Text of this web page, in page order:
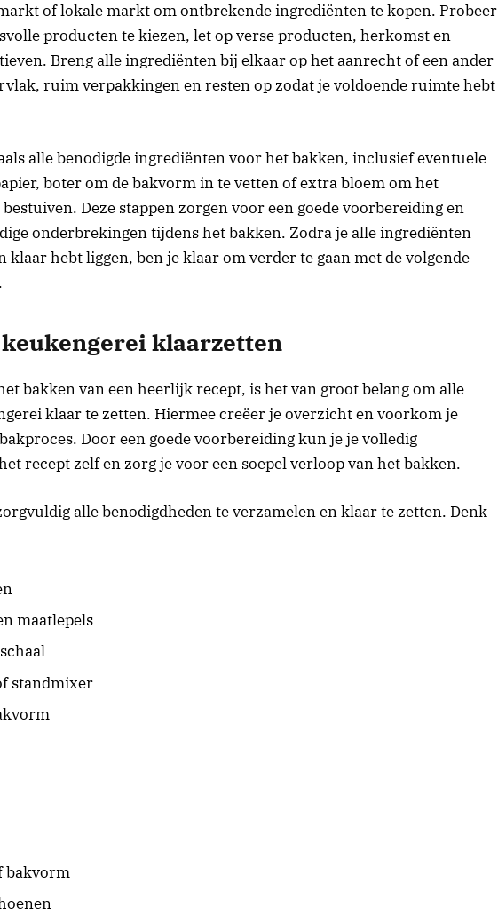
of lokale markt om ontbrekende ingrediënten te kopen. Probeer
producten te kiezen, let op verse producten, herkomst en
Breng alle ingrediënten bij elkaar op het aanrecht of een ander
ruim verpakkingen en resten op zodat je voldoende ruimte hebt
alle benodigde ingrediënten voor het bakken, inclusief eventuele
boter om de bakvorm in te vetten of extra bloem om het
Deze stappen zorgen voor een goede voorbereiding en
onderbrekingen tijdens het bakken. Zodra je alle ingrediënten
klaar hebt liggen, ben je klaar om verder te gaan met de volgende
klaarzetten
bakken van een heerlijk recept, is het van groot belang om alle
klaar te zetten. Hiermee creëer je overzicht en voorkom je
Door een goede voorbereiding kun je je volledig
recept zelf en zorg je voor een soepel verloop van het bakken.
alle benodigdheden te verzamelen en klaar te zetten. Denk
maatlepels
standmixer
bakvorm